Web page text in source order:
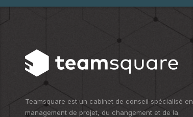
Teamsquare est un cabinet de conseil spécialisé en
management de projet, du changement et de la